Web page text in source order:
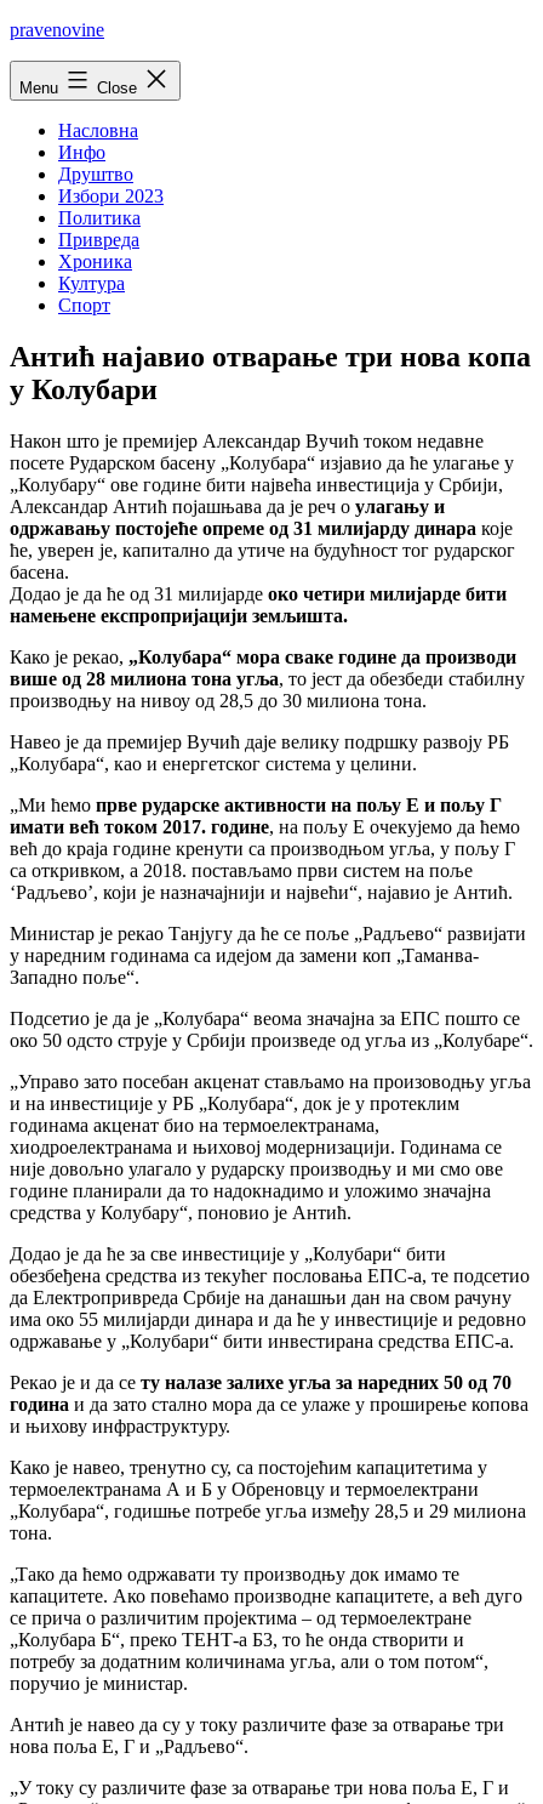
Skip
pravenovine
Menu Close
Насловна
Инфо
Друштво
Избори 2023
Политика
Привреда
Хроника
Култура
Спорт
Антић најавио отварање три нова копа
у Колубари
Након што је премијер Александар Вучић током недавне
посете Рударском басену „Колубара“ изјавио да ће улагање у
„Колубару“ ове године бити највећа инвестиција у Србији,
Александар Антић појашњава да је реч о улагању и
одржавању постојеће опреме од 31 милијарду динара које
ће, уверен је, капитално да утиче на будућност тог рударског
басена.
Додао је да ће од 31 милијарде око четири милијарде бити
намењене експропријацији земљишта.
Како је рекао, „Колубара“ мора сваке године да производи
више од 28 милиона тона угља, то јест да обезбеди стабилну
производњу на нивоу од 28,5 до 30 милиона тона.
Навео је да премијер Вучић даје велику подршку развоју РБ
„Колубара“, као и енергетског система у целини.
„Ми ћемо прве рударске активности на пољу Е и пољу Г
имати већ током 2017. године, на пољу Е очекујемо да ћемо
већ до краја године кренути са производњом угља, у пољу Г
са откривком, а 2018. постављамо први систем на поље
‘Радљево’, који је назначајнији и највећи“, најавио је Антић.
Министар је рекао Танјугу да ће се поље „Радљево“ развијати
у наредним годинама са идејом да замени коп „Таманва-
Западно поље“.
Подсетио је да је „Колубара“ веома значајна за ЕПС пошто се
око 50 одсто струје у Србији произведе од угља из „Колубаре“.
„Управо зато посебан акценат стављамо на произоводњу угља
и на инвестиције у РБ „Колубара“, док је у протеклим
годинама акценат био на термоелектранама,
хиодроелектранама и њиховој модернизацији. Годинама се
није довољно улагало у рударску производњу и ми смо ове
године планирали да то надокнадимо и уложимо значајна
средства у Колубару“, поновио је Антић.
Додао је да ће за све инвестиције у „Колубари“ бити
обезбеђена средства из текућег пословања ЕПС-а, те подсетио
да Електропривреда Србије на данашњи дан на свом рачуну
има око 55 милијарди динара и да ће у инвестиције и редовно
одржавање у „Колубари“ бити инвестирана средства ЕПС-а.
Рекао је и да се ту налазе залихе угља за наредних 50 од 70
година и да зато стално мора да се улаже у проширење копова
и њихову инфраструктуру.
Како је навео, тренутно су, са постојећим капацитетима у
термоелектранама А и Б у Обреновцу и термоелектрани
„Колубара“, годишње потребе угља између 28,5 и 29 милиона
тона.
„Тако да ћемо одржавати ту производњу док имамо те
капацитете. Ако повећамо производне капацитете, а већ дуго
се прича о различитим пројектима – од термоелектране
„Колубара Б“, преко ТЕНТ-а Б3, то ће онда створити и
потребу за додатним количинама угља, али о том потом“,
поручио је министар.
Антић је навео да су у току различите фазе за отварање три
нова поља Е, Г и „Радљево“.
„У току су различите фазе за отварање три нова поља Е, Г и